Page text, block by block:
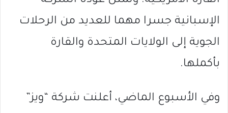
الإسبانية جسرا مهما للعديد من الرحلات
الجوية إلى الولايات المتحدة والقارة
بأكملها.
وفي الأسبوع الماضي، أعلنت شركة “ويز”